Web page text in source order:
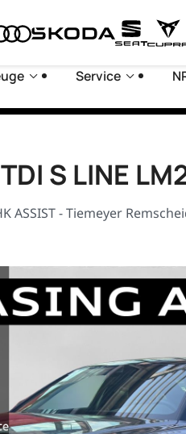
Service
S LINE
ASSIST - Tiemeyer